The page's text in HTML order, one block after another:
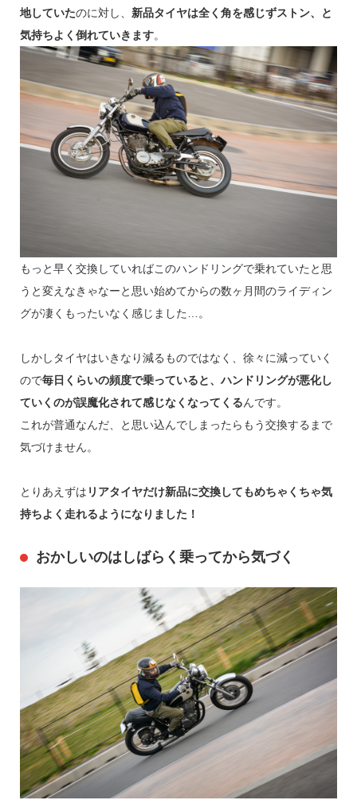
地していたのに対し、 新品タイヤは全く角を感じずストン、と
気持ちよく倒れていきます。
もっと早く交換していればこのハンドリングで乗れていたと思
うと変えなきゃなーと思い始めてからの数ヶ月間のライディン
グが凄くもったいなく感じました…。
しかしタイヤはいきなり減るものではなく、徐々に減っていく
ので毎日くらいの頻度で乗っていると、ハンドリングが悪化し
ていくのが誤魔化されて感じなくなってくるんです。
これが普通なんだ、と思い込んでしまったらもう交換するまで
気づけません。
とりあえずは リアタイヤだけ新品に交換してもめちゃくちゃ気
持ちよく走れるようになりました！
おかしいのはしばらく乗ってから気づく